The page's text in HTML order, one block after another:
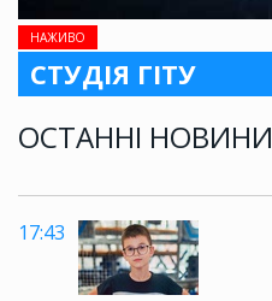
НАЖИВО
СТУДІЯ ГІТУ
ОСТАННІ НОВИНИ
17:43